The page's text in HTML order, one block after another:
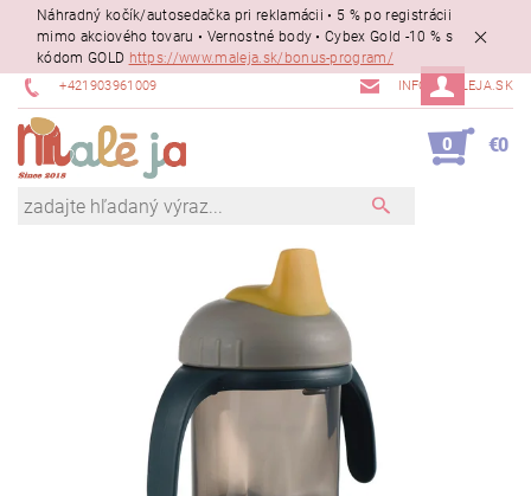
Náhradný kočík/autosedačka pri reklamácii • 5 % po registrácii
mimo akciového tovaru • Vernostné body • Cybex Gold -10 % s
kódom GOLD https://www.maleja.sk/bonus-program/
+421903961009 INFO@MALEJA.SK
0 €0